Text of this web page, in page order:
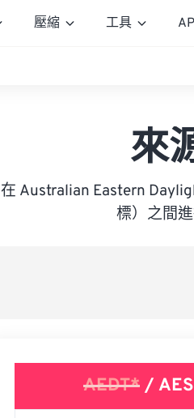
壓縮 工具
來
在 Australian Eastern
標）之間
AEDT* /